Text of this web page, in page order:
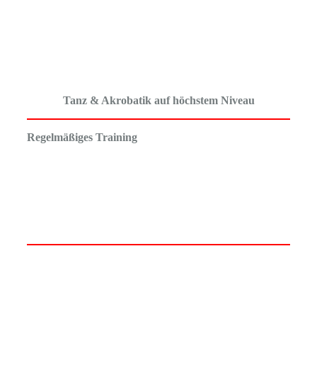
Tanz & Akrobatik auf höchstem Niveau
Regelmäßiges Training